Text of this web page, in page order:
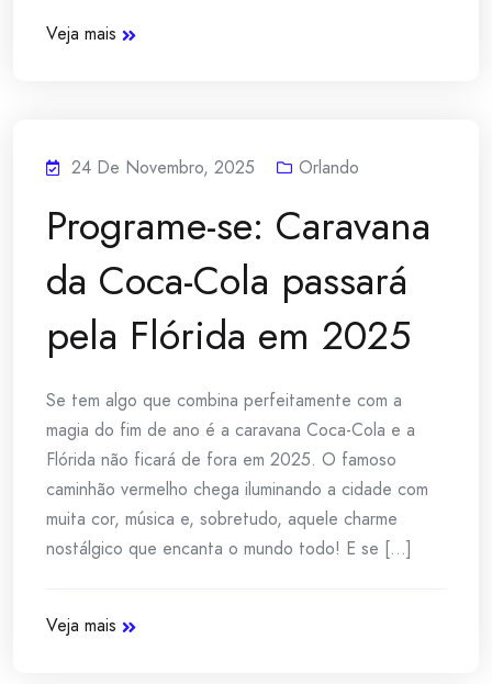
Veja mais
24 De Novembro, 2025 Orlando
Programe-se: Caravana
da Coca-Cola passará
pela Flórida em 2025
Se tem algo que combina perfeitamente com a
magia do fim de ano é a caravana Coca-Cola e a
Flórida não ficará de fora em 2025. O famoso
caminhão vermelho chega iluminando a cidade com
muita cor, música e, sobretudo, aquele charme
nostálgico que encanta o mundo todo! E se [...]
Veja mais